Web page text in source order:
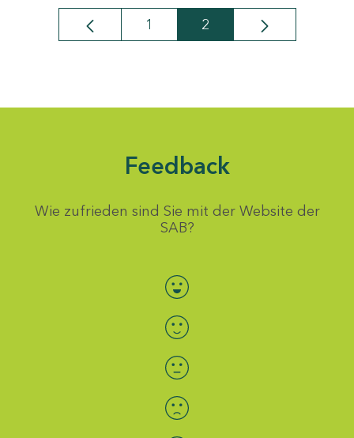
Seite
1 Seite
2
Feedback
Wie zufrieden sind Sie mit der Website der
SAB?
Bewertung auswählen